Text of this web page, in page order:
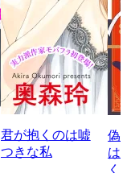
君が抱くのは嘘
つきな私
偽
は
く